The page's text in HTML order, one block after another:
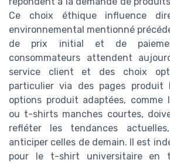
Ce choix éthique influence
environnemental mentionné
de prix initial et de
consommateurs attendent
service client et des choix
particulier via des pages produit
options produit adaptées, comme
ou t-shirts manches courtes,
refléter les tendances
anticiper celles de demain. Il est
pour le t-shirt universitaire en